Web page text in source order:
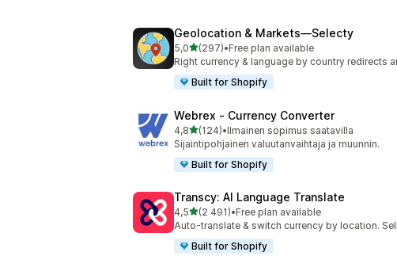
Geolocation & Markets—Selecty
5,0/ 5 tähteä
(297)
297 arvostelua yhteensä
•Free plan available
Right currency & language by country redirects
Built for Shopify
Webrex ‑ Currency Converter
4,8/ 5 tähteä
(124)
124 arvostelua yhteensä
•Ilmainen sopimus saatavilla
Sijaintipohjainen valuutanvaihtaja ja muunnin.
Built for Shopify
Transcy: AI Language Translate
4,5/ 5 tähteä
(2 491)
2491 arvostelua yhteensä
•Free plan available
Auto-translate & switch currency by location.
Built for Shopify